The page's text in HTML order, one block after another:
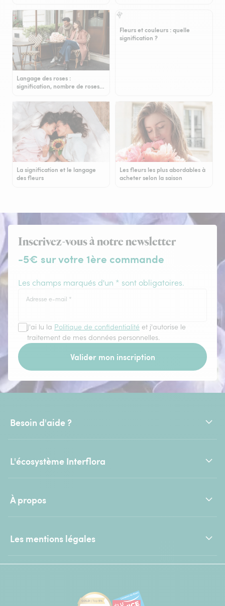
Langage des roses :
signification, nombre de roses…
Fleurs et couleurs : quelle
signification ?
La signification et le langage
des fleurs
Les fleurs les plus abordables à
acheter selon la saison
Inscrivez-vous à notre newsletter
-5€ sur votre 1ère commande
Les champs marqués d'un * sont obligatoires.
Adresse e-mail *
J'ai lu la Politique de confidentialité et j'autorise le
traitement de mes données personnelles.
Valider mon inscription
Besoin d'aide ?
L'écosystème Interflora
À propos
Les mentions légales